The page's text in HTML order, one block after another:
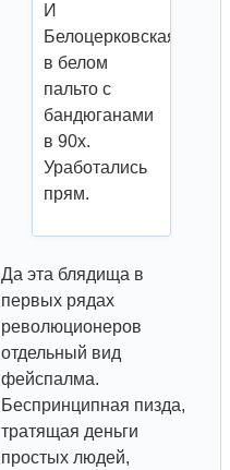
И
Белоцерковская
в белом
пальто с
бандюганами
в 90х.
Уработались
прям.
Да эта блядища в
первых рядах
революционеров
отдельный вид
фейспалма.
Беспринципная пизда,
тратящая деньги
простых людей,